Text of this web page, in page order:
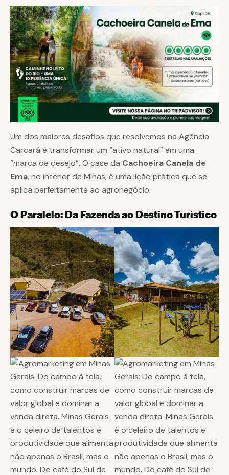
Um dos maiores desafios que resolvemos na Agência
Carcará é transformar um “ativo natural” em uma
“marca de desejo”. O case da Cachoeira Canela de
Ema, no interior de Minas, é uma lição prática que se
aplica perfeitamente ao agronegócio.
O Paralelo: Da Fazenda ao Destino Turístico